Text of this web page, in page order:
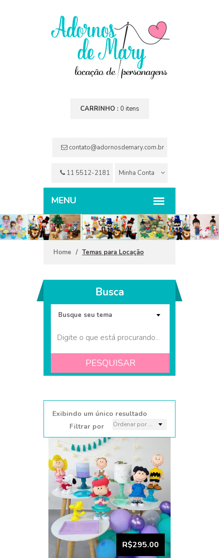
CARRINHO : 0 itens
contato@adornosdemary.com.br
11 5512-2181 Minha Conta
Home / Temas para Locação
Busca
PESQUISAR
Exibindo um único resultado
Filtrar por
R$295.00
Coleção snoopy 1